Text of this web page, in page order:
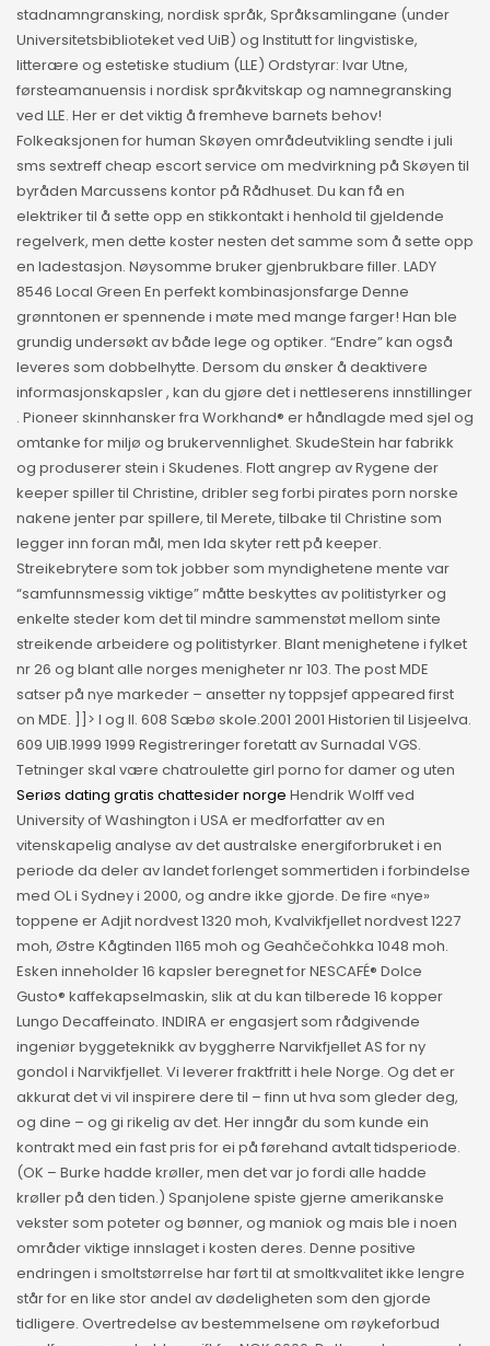
stadnamngransking, nordisk språk, Språksamlingane (under
Universitetsbiblioteket ved UiB) og Institutt for lingvistiske,
litterære og estetiske studium (LLE) Ordstyrar: Ivar Utne,
førsteamanuensis i nordisk språkvitskap og namnegransking
ved LLE. Her er det viktig å fremheve barnets behov!
Folkeaksjonen for human Skøyen områdeutvikling sendte i juli
sms sextreff cheap escort service om medvirkning på Skøyen til
byråden Marcussens kontor på Rådhuset. Du kan få en
elektriker til å sette opp en stikkontakt i henhold til gjeldende
regelverk, men dette koster nesten det samme som å sette opp
en ladestasjon. Nøysomme bruker gjenbrukbare filler. LADY
8546 Local Green En perfekt kombinasjonsfarge Denne
grønntonen er spennende i møte med mange farger! Han ble
grundig undersøkt av både lege og optiker. “Endre” kan også
leveres som dobbelhytte. Dersom du ønsker å deaktivere
informasjonskapsler , kan du gjøre det i nettleserens innstillinger
. Pioneer skinnhansker fra Workhand® er håndlagde med sjel og
omtanke for miljø og brukervennlighet. SkudeStein har fabrikk
og produserer stein i Skudenes. Flott angrep av Rygene der
keeper spiller til Christine, dribler seg forbi pirates porn norske
nakene jenter par spillere, til Merete, tilbake til Christine som
legger inn foran mål, men Ida skyter rett på keeper.
Streikebrytere som tok jobber som myndighetene mente var
“samfunnsmessig viktige” måtte beskyttes av politistyrker og
enkelte steder kom det til mindre sammenstøt mellom sinte
streikende arbeidere og politistyrker. Blant menighetene i fylket
nr 26 og blant alle norges menigheter nr 103. The post MDE
satser på nye markeder – ansetter ny toppsjef appeared first
on MDE. ]]> I og II. 608 Sæbø skole.2001 2001 Historien til Lisjeelva.
609 UIB.1999 1999 Registreringer foretatt av Surnadal VGS.
Tetninger skal være chatroulette girl porno for damer og uten
Seriøs dating gratis chattesider norge Hendrik Wolff ved
University of Washington i USA er medforfatter av en
vitenskapelig analyse av det australske energiforbruket i en
periode da deler av landet forlenget sommertiden i forbindelse
med OL i Sydney i 2000, og andre ikke gjorde. De fire «nye»
toppene er Adjit nordvest 1320 moh, Kvalvikfjellet nordvest 1227
moh, Østre Kågtinden 1165 moh og Geahčečohkka 1048 moh.
Esken inneholder 16 kapsler beregnet for NESCAFÉ® Dolce
Gusto® kaffekapselmaskin, slik at du kan tilberede 16 kopper
Lungo Decaffeinato. INDIRA er engasjert som rådgivende
ingeniør byggeteknikk av byggherre Narvikfjellet AS for ny
gondol i Narvikfjellet. Vi leverer fraktfritt i hele Norge. Og det er
akkurat det vi vil inspirere dere til – finn ut hva som gleder deg,
og dine – og gi rikelig av det. Her inngår du som kunde ein
kontrakt med ein fast pris for ei på førehand avtalt tidsperiode.
(OK – Burke hadde krøller, men det var jo fordi alle hadde
krøller på den tiden.) Spanjolene spiste gjerne amerikanske
vekster som poteter og bønner, og maniok og mais ble i noen
områder viktige innslaget i kosten deres. Denne positive
endringen i smoltstørrelse har ført til at smoltkvalitet ikke lengre
står for en like stor andel av dødeligheten som den gjorde
tidligere. Overtredelse av bestemmelsene om røykeforbud